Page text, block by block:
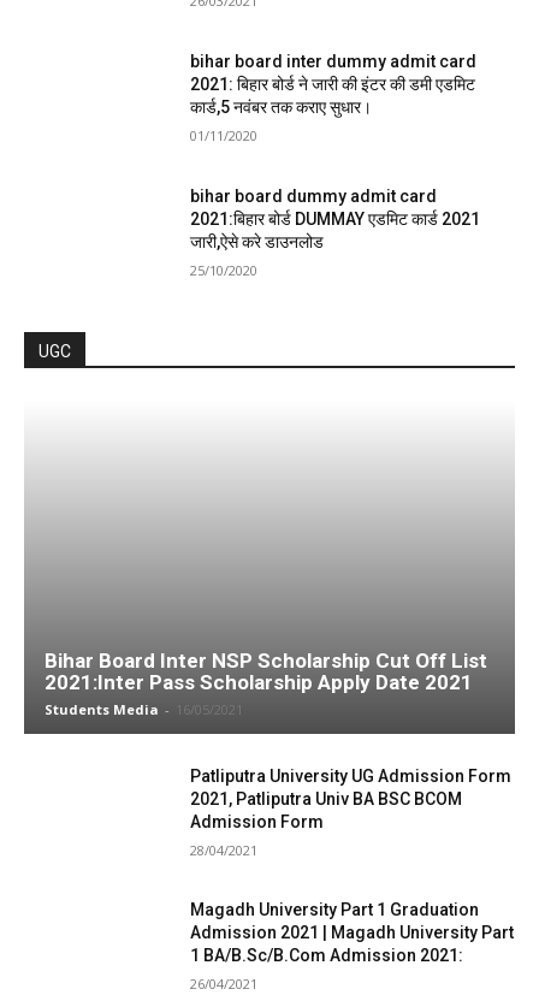
bihar board inter dummy admit card
2021: बिहार बोर्ड ने जारी की इंटर की डमी एडमिट
कार्ड,5 नवंबर तक कराए सुधार।
01/11/2020
bihar board dummy admit card
2021:बिहार बोर्ड DUMMAY एडमिट कार्ड 2021
जारी,ऐसे करे डाउनलोड
25/10/2020
UGC
Bihar Board Inter NSP Scholarship Cut Off List
2021:Inter Pass Scholarship Apply Date 2021
Students Media - 16/05/2021
Patliputra University UG Admission Form
2021, Patliputra Univ BA BSC BCOM
Admission Form
28/04/2021
Magadh University Part 1 Graduation
Admission 2021 | Magadh University Part
1 BA/B.Sc/B.Com Admission 2021:
26/04/2021